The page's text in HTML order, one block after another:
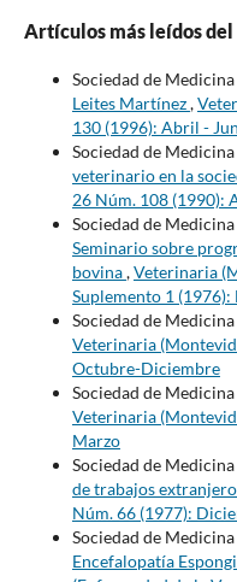
Artículos más leídos
Sociedad de
Leites Martínez,
130 (1996): Abril -
Sociedad de
veterinario en la
26 Núm. 108 (1990):
Sociedad de
Seminario sobre
bovina,Veterinaria
Suplemento 1
Sociedad de
Veterinaria
Octubre-Diciembre
Sociedad de
Veterinaria
Marzo
Sociedad de
de trabajos
Núm. 66 (1977):
Sociedad de
Encefalopatía